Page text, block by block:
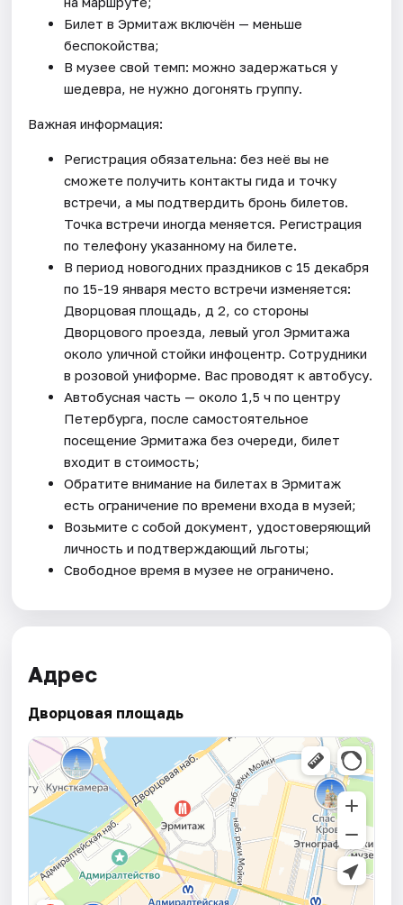
Билет в Эрмитаж включён — меньше
беспокойства;
В музее свой темп: можно задержаться у
шедевра, не нужно догонять группу.
Важная информация:
Регистрация обязательна: без неё вы не
сможете получить контакты гида и точку
встречи, а мы подтвердить бронь билетов.
Точка встречи иногда меняется. Регистрация
по телефону указанному на билете.
В период новогодних праздников с 15 декабря
по 15-19 января место встречи изменяется:
Дворцовая площадь, д 2, со стороны
Дворцового проезда, левый угол Эрмитажа
около уличной стойки инфоцентр. Сотрудники
в розовой униформе. Вас проводят к автобусу.
Автобусная часть — около 1,5 ч по центру
Петербурга, после самостоятельное
посещение Эрмитажа без очереди, билет
входит в стоимость;
Обратите внимание на билетах в Эрмитаж
есть ограничение по времени входа в музей;
Возьмите с собой документ, удостоверяющий
личность и подтверждающий льготы;
Свободное время в музее не ограничено.
Адрес
Дворцовая площадь